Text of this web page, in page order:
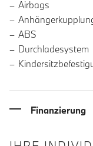
Airbags
ABS
Durchladesystem
Finanzierung